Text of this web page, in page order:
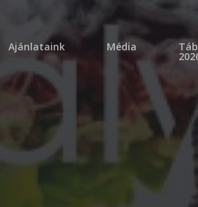
ajánlataink média